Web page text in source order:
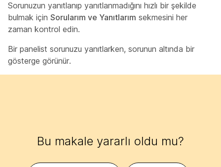
Sorunuzun yanıtlanıp yanıtlanmadığını hızlı bir şekilde
bulmak için Sorularım ve Yanıtlarım sekmesini her
zaman kontrol edin.
Bir panelist sorunuzu yanıtlarken, sorunun altında bir
gösterge görünür.
Bu makale yararlı oldu mu?